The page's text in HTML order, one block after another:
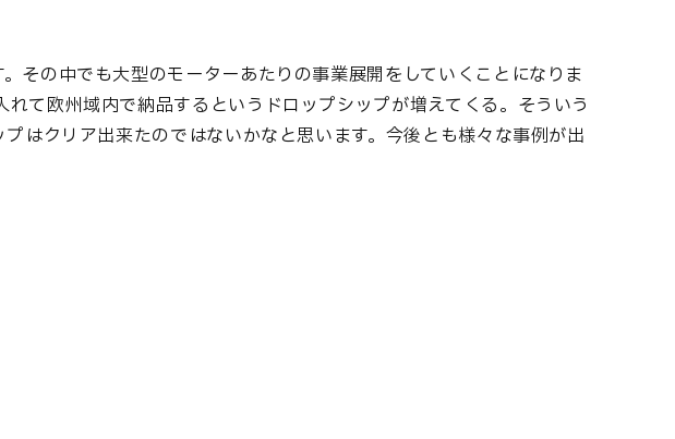
その中でも大型のモーターあたりの事業展開をしていくことになりま
て欧州域内で納品するというドロップシップが増えてくる。そういう
はクリア出来たのではないかなと思います。今後とも様々な事例が出